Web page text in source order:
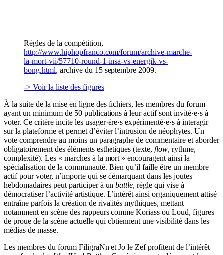
Règles de la compétition,
http://www.hiphopfranco.com/forum/archive-marche-
la-mort-vii/57710-round-1-insa-vs-energik-vs-
bong.html, archive du 15 septembre 2009.
-> Voir la liste des figures
À la suite de la mise en ligne des fichiers, les membres du forum
ayant un minimum de 50 publications à leur actif sont invité·e·s à
voter. Ce critère incite les usager·ère·s expérimenté·e·s à interagir
sur la plateforme et permet d’éviter l’intrusion de néophytes. Un
vote comprendre au moins un paragraphe de commentaire et aborder
obligatoirement des éléments esthétiques (texte, flow, rythme,
complexité). Les « marches à la mort » encouragent ainsi la
spécialisation de la communauté. Bien qu’il faille être un membre
actif pour voter, n’importe qui se démarquant dans les joutes
hebdomadaires peut participer à un battle, règle qui vise à
démocratiser l’activité artistique. L’intérêt ainsi organiquement attisé
entraîne parfois la création de rivalités mythiques, mettant
notamment en scène des rappeurs comme Koriass ou Loud, figures
de proue de la scène actuelle qui obtiennent une visibilité dans les
médias de masse.
Les membres du forum FiligraNn et Jo le Zef profitent de l’intérêt